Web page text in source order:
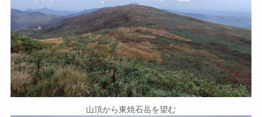
山頂から東焼石岳を望む